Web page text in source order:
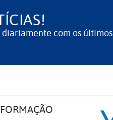
com os últimos